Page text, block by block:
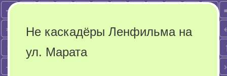
Не каскадёры Ленфильма на
ул. Марата